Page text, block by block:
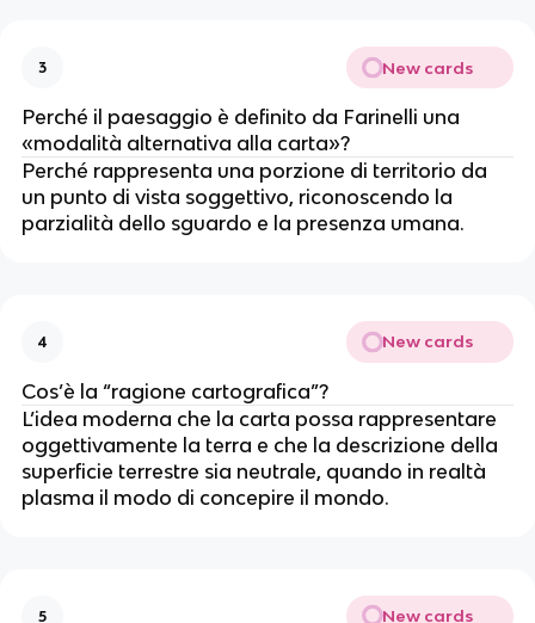
3 New cards
Perché il paesaggio è definito da Farinelli una
«modalità alternativa alla carta»?
Perché rappresenta una porzione di territorio da
un punto di vista soggettivo, riconoscendo la
parzialità dello sguardo e la presenza umana.
4 New cards
Cos’è la “ragione cartografica”?
L’idea moderna che la carta possa rappresentare
oggettivamente la terra e che la descrizione della
superficie terrestre sia neutrale, quando in realtà
plasma il modo di concepire il mondo.
5 New cards